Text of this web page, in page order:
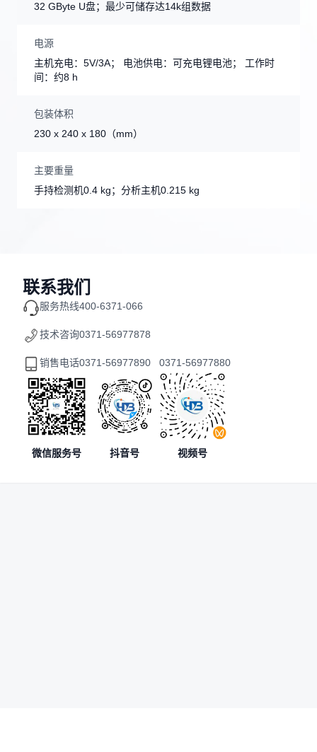
32 GByte U盘；最少可储存达14k组数据
电源
主机充电：5V/3A； 电池供电：可充电锂电池； 工作时
间：约8 h
包装体积
230 x 240 x 180（mm）
主要重量
手持检测机0.4 kg；分析主机0.215 kg
联系我们
服务热线400-6371-066
技术咨询0371-56977878
销售电话0371-56977890 0371-56977880
微信服务号 抖音号 视频号